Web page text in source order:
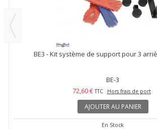
BE3 - Kit système de support pour 3
BE-3
72,60 € TTC Hors frais de port
AJOUTER AU PANIER
En Stock